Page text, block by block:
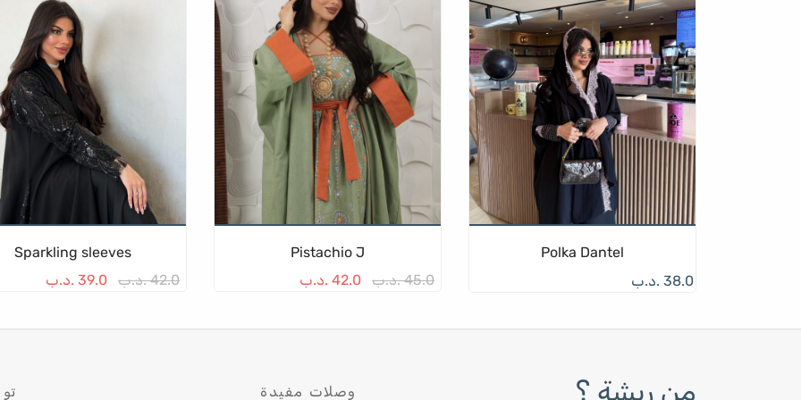
هناك
العديد
من
الأشكال
المختلفة
المنتج.
يمكن
اختيار
الخيارات
Polka Dantel
38.0 .د.ب
هناك
العديد
من
الأشكال
المختلفة
لهذا
المنتج.
الخيارات
Pistachio J
45.0 .د.ب 42.0 .د.ب
Sparkling sleeves
42.0 .د.ب 39.0 .د.ب
من ريشة ؟ وصلات مفيدة